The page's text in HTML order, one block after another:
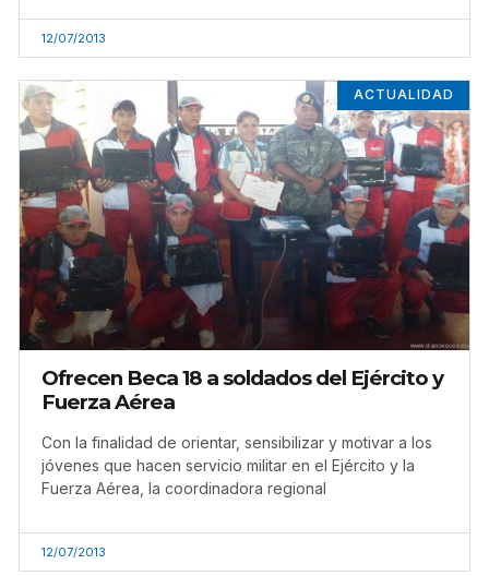
12/07/2013
ACTUALIDAD
Ofrecen Beca 18 a soldados del Ejército y
Fuerza Aérea
Con la finalidad de orientar, sensibilizar y motivar a los
jóvenes que hacen servicio militar en el Ejército y la
Fuerza Aérea, la coordinadora regional
12/07/2013